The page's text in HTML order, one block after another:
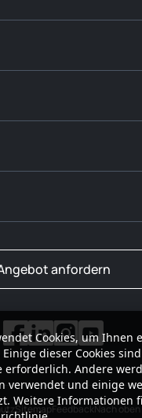
anfordern
SitemapFeedbackNach oben
Cookies, um Ihnen
dieser Cookies
erforderlich. Andere
verwendet und einige
Weitere Informationen